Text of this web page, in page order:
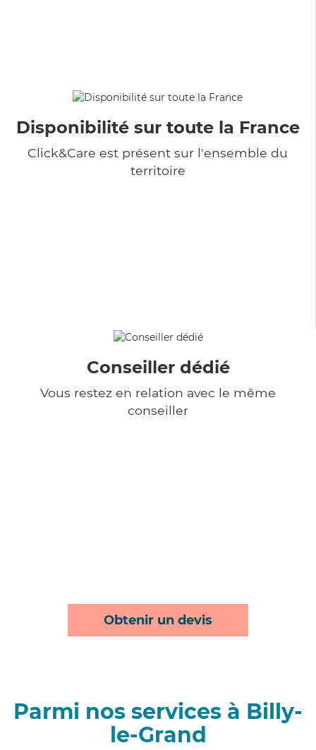
Disponibilité sur toute la France
Click&Care est présent sur l'ensemble du
territoire
Conseiller dédié
Vous restez en relation avec le même
conseiller
Obtenir un devis
Parmi nos services à Billy-
le-Grand